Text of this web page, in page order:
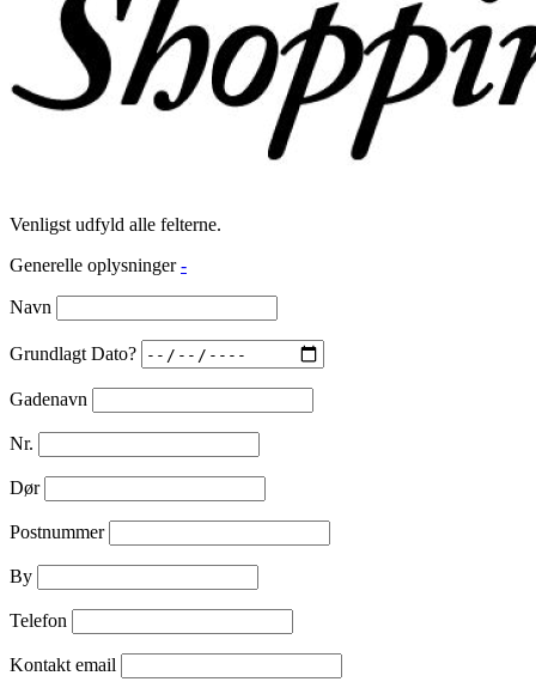
Venligst udfyld alle felterne.
Generelle oplysninger -
Navn
Grundlagt Dato?
Gadenavn
Nr.
Dør
Postnummer
By
Telefon
Kontakt email